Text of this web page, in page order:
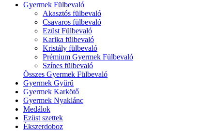
Gyermek Fülbevaló
Akasztós fülbevaló
Csavaros fülbevaló
Ezüst Fülbevaló
Karika fülbevaló
Kristály fülbevaló
Prémium Gyermek Fülbevaló
Színes fülbevaló
Összes Gyermek Fülbevaló
Gyermek Gyűrű
Gyermek Karkötő
Gyermek Nyaklánc
Medálok
Ezüst szettek
Ékszerdoboz